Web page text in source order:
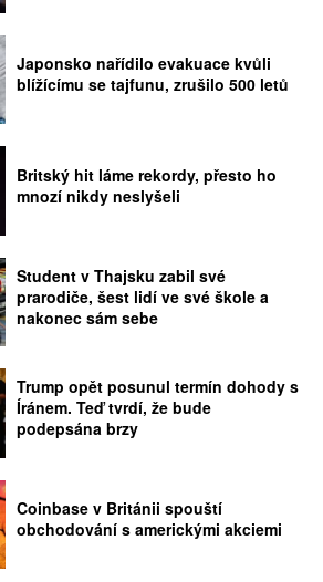
Japonsko nařídilo evakuace kvůli
blížícímu se tajfunu, zrušilo 500 letů
Britský hit láme rekordy, přesto ho
mnozí nikdy neslyšeli
Student v Thajsku zabil své
prarodiče, šest lidí ve své škole a
nakonec sám sebe
Trump opět posunul termín dohody s
Íránem. Teď tvrdí, že bude
podepsána brzy
Coinbase v Británii spouští
obchodování s americkými akciemi